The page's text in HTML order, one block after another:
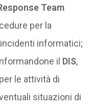
Team
per la
informatici;
il DIS,
le attività di
situazioni di